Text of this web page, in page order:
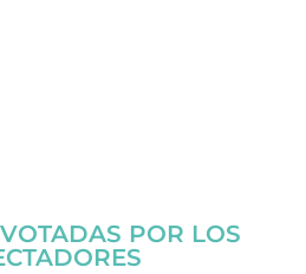
POR LOS